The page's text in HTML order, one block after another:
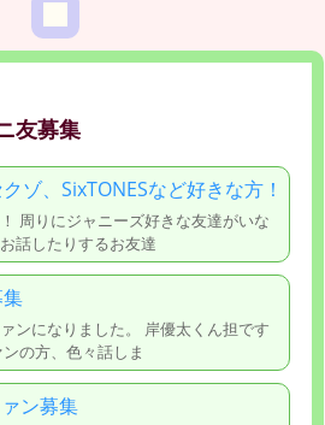
友募集
ゾ、SixTONESなど好きな方！
周りにジャニーズ好きな友達がいな
話したりするお友達
ンになりました。 岸優太くん担です
の方、色々話しま
ン募集